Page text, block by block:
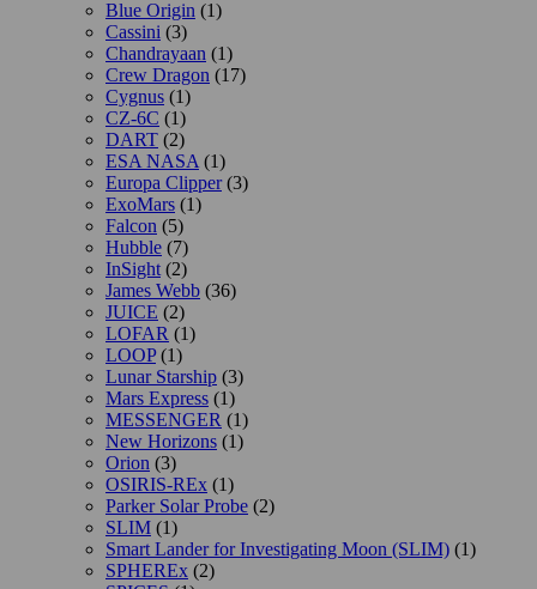
Blue Origin (1)
Cassini (3)
Chandrayaan (1)
Crew Dragon (17)
Cygnus (1)
CZ-6C (1)
DART (2)
ESA NASA (1)
Europa Clipper(3)
ExoMars (1)
Falcon (5)
Hubble (7)
InSight (2)
James Webb (36)
JUICE (2)
LOFAR (1)
LOOP(1)
Lunar Starship (3)
Mars Express (1)
MESSENGER (1)
New Horizons (1)
Orion (3)
OSIRIS-REx (1)
Parker Solar Probe (2)
SLIM (1)
Smart Lander for Investigating Moon (SLIM) (1)
SPHEREx (2)